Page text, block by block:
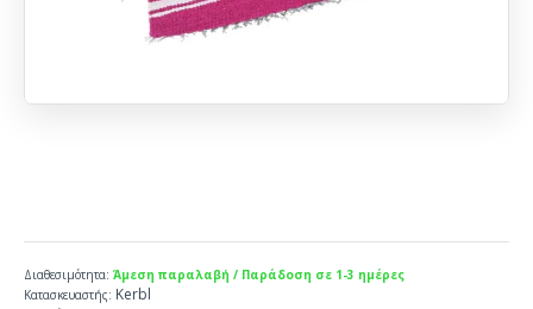
Διαθεσιμότητα: Άμεση παραλαβή / Παράδοση σε 1-3 ημέρες
Κατασκευαστής: Kerbl